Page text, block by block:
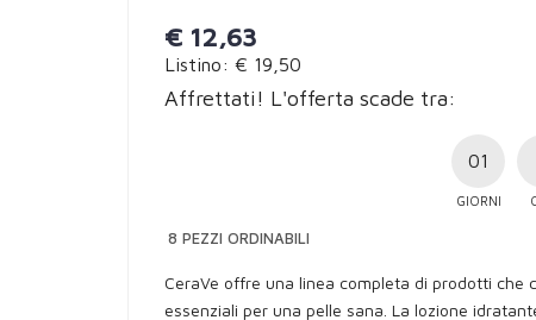
€ 12,63
Listino: € 19,50
Affrettati! L'offerta scade tra:
01
GIORNI
8 PEZZI ORDINABILI
CeraVe offre una linea completa di prodotti che
essenziali per una pelle sana. La lozione